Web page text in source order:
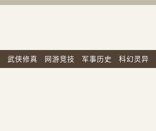
武侠修真 网游竞技 军事历史 科幻灵异